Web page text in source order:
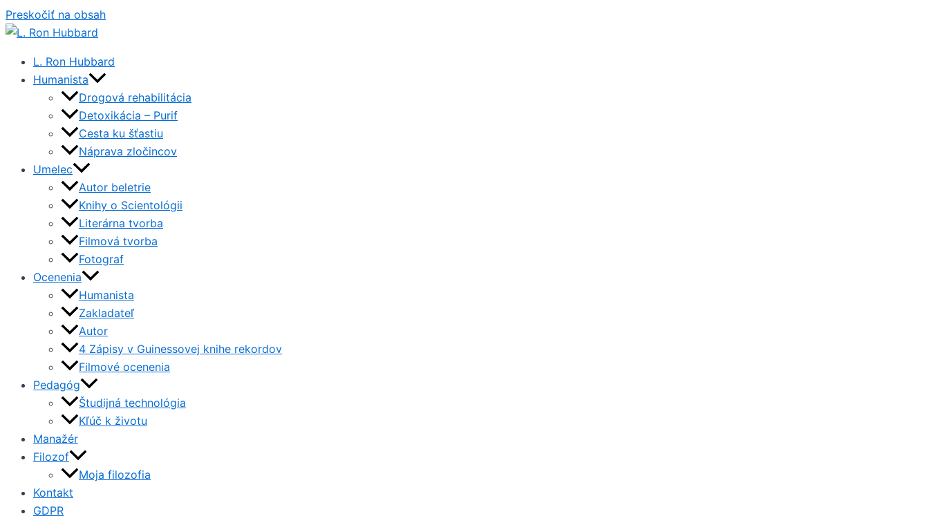
Preskočiť na obsah
L. Ron Hubbard
Humanista
Drogová rehabilitácia
Detoxikácia – Purif
Cesta ku šťastiu
Náprava zločincov
Umelec
Autor beletrie
Knihy o Scientológii
Literárna tvorba
Filmová tvorba
Fotograf
Ocenenia
Humanista
Zakladateľ
Autor
4 Zápisy v Guinessovej knihe rekordov
Filmové ocenenia
Pedagóg
Študijná technológia
Kľúč k životu
Manažér
Filozof
Moja filozofia
Kontakt
GDPR